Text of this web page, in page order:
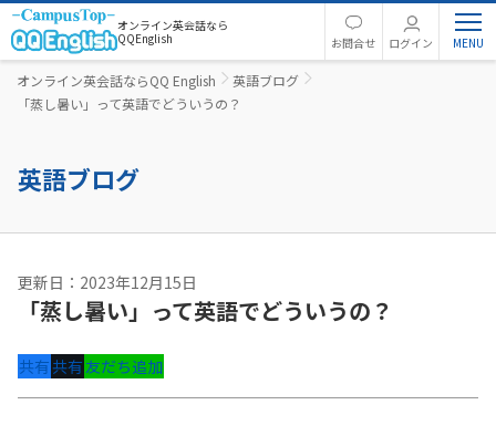
オンライン英会話なら
QQEnglish
お問合せ ログイン
オンライン英会話ならQQ English
英語ブログ
「蒸し暑い」って英語でどういうの？
英語ブログ
更新日：2023年12月15日
「蒸し暑い」って英語でどういうの？
共有共有友だち追加